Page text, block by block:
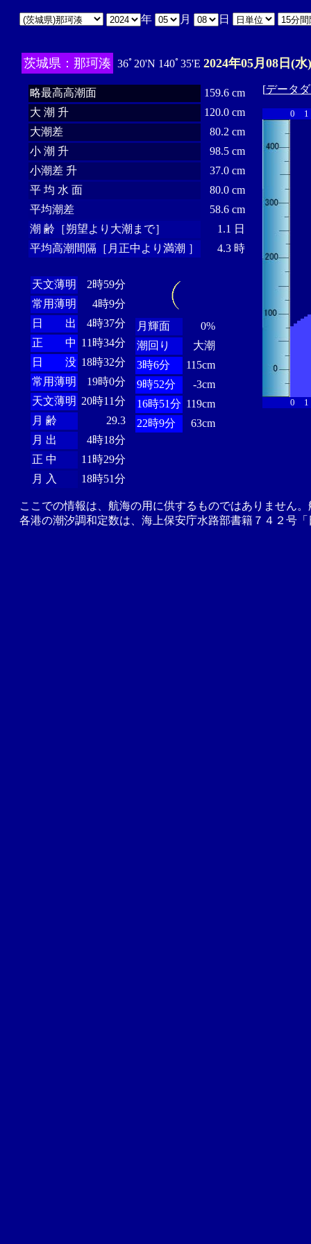
年 月 日
茨城県：那珂湊 36ﾟ20'N 140ﾟ35'E 2024年05月08日(水)
略最高高潮面
159.6 cm
大 潮 升
120.0 cm
大潮差
80.2 cm
小 潮 升
98.5 cm
小潮差 升
37.0 cm
平 均 水 面
80.0 cm
平均潮差
58.6 cm
潮 齢［朔望より大潮まで］
1.1 日
平均高潮間隔［月正中より満潮 ］
4.3 時
天文薄明
2時59分
常用薄明
4時9分
日 出
4時37分
正 中 11時34分
日 没 18時32分
常用薄明
19時0分
天文薄明 20時11分
月 齢
29.3
月 出
4時18分
正 中
11時29分
月 入
18時51分
月輝面
0%
潮回り
大潮
3時6分
115cm
9時52分
-3cm
16時51分 119cm
22時9分
63cm
[データ
0 1
0 1
ここでの情報は、航海の用に供するものではありません
各港の潮汐調和定数は、海上保安庁水路部書籍７４２号